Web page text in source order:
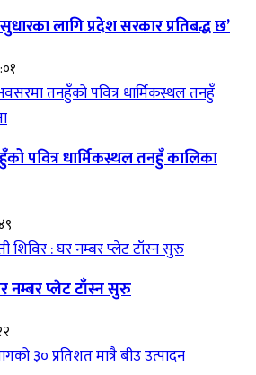
सुधारका लागि प्रदेश सरकार प्रतिबद्ध छ’
पवित्र धार्मिकस्थल तनहुँ कालिका
नम्बर प्लेट टाँस्न सुरु